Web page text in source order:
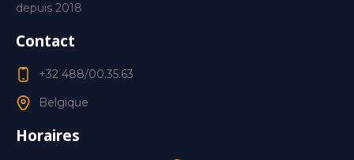
depuis 2018
Contact
+32 488/00.35.63
Belgique
Horaires